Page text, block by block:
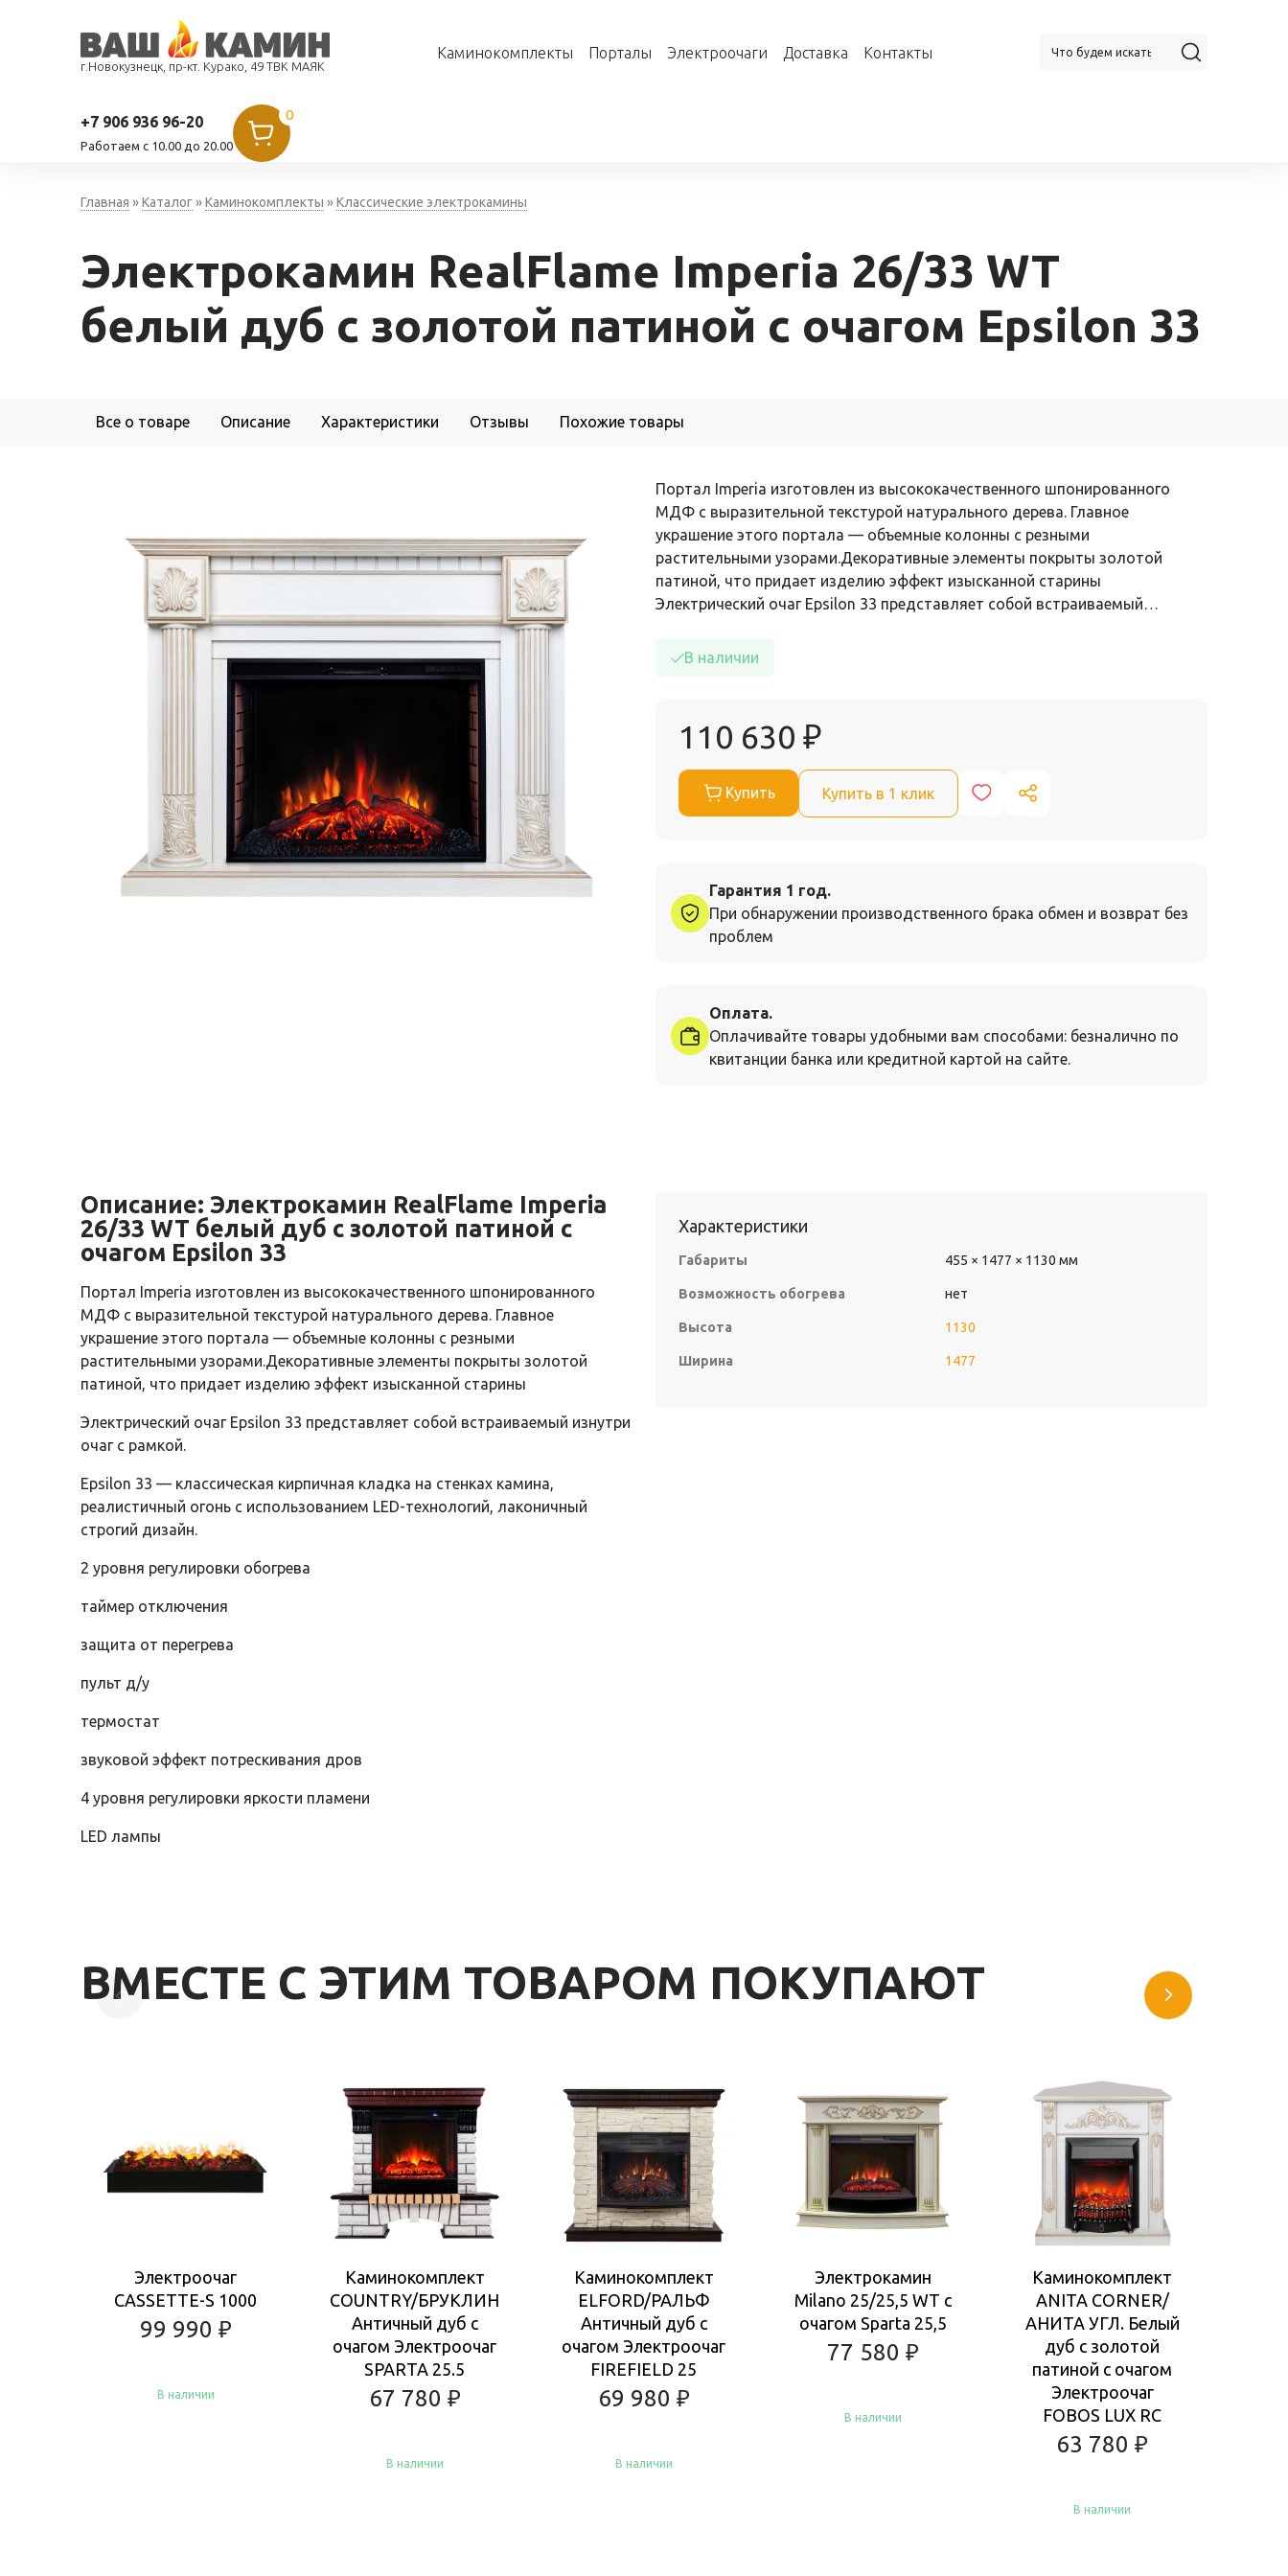
г.Новокузнецк, пр-кт. Курако, 49 ТВК МАЯК
Каминокомплекты Порталы Электроочаги Доставка Контакты
+7 906 936 96-20
Работаем c 10.00 до 20.00
0
Главная »Каталог»Каминокомплекты »Классические электрокамины
Электрокамин RealFlame Imperia 26/33 WT
белый дуб с золотой патиной с очагом Epsilon 33
Все о товаре Описание Характеристики Отзывы Похожие товары
Портал Imperia изготовлен из высококачественного шпонированного
МДФ с выразительной текстурой натурального дерева. Главное
украшение этого портала — объемные колонны с резными
растительными узорами.Декоративные элементы покрыты золотой
патиной, что придает изделию эффект изысканной старины
Электрический очаг Epsilon 33 представляет собой встраиваемый…
В наличии
110 630 ₽
Купить Купить в 1 клик
Гарантия 1 год.
При обнаружении производственного брака обмен и возврат без
проблем
Оплата.
Оплачивайте товары удобными вам способами: безналично по
квитанции банка или кредитной картой на сайте.
Описание: Электрокамин RealFlame Imperia
26/33 WT белый дуб с золотой патиной с
очагом Epsilon 33
Портал Imperia изготовлен из высококачественного шпонированного
МДФ с выразительной текстурой натурального дерева. Главное
украшение этого портала — объемные колонны с резными
растительными узорами.Декоративные элементы покрыты золотой
патиной, что придает изделию эффект изысканной старины
Электрический очаг Epsilon 33 представляет собой встраиваемый изнутри
очаг с рамкой.
Epsilon 33 — классическая кирпичная кладка на стенках камина,
реалистичный огонь с использованием LED-технологий, лаконичный
строгий дизайн.
2 уровня регулировки обогрева
таймер отключения
защита от перегрева
пульт д/у
термостат
звуковой эффект потрескивания дров
4 уровня регулировки яркости пламени
LED лампы
Характеристики
Габариты 455 × 1477 × 1130 мм
Возможность обогрева нет
Высота 1130
Ширина 1477
ВМЕСТЕ С ЭТИМ ТОВАРОМ ПОКУПАЮТ
Электроочаг
CASSETTE-S 1000
99 990 ₽
В наличии
Каминокомплект
COUNTRY/БРУКЛИН
Античный дуб с
очагом Электроочаг
SPARTA 25.5
67 780 ₽
В наличии
Каминокомплект
ELFORD/РАЛЬФ
Античный дуб с
очагом Электроочаг
FIREFIELD 25
69 980 ₽
В наличии
Электрокамин
Milano 25/25,5 WT с
очагом Sparta 25,5
77 580₽
В наличии
Каминокомплект
ANITA CORNER/
АНИТА УГЛ. Белый
дуб с золотой
патиной с очагом
Электроочаг
FOBOS LUX RC
63 780₽
В наличии